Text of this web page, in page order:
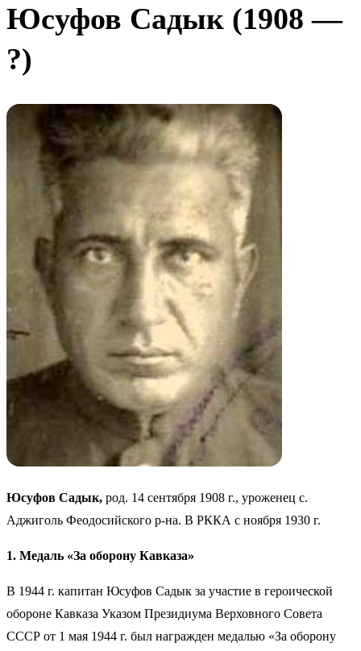
Юсуфов Садык (1908 —
?)
Юсуфов Садык, род. 14 сентября 1908 г., уроженец с.
Аджиголь Феодосийского р-на. В РККА с ноября 1930 г.
1. Медаль «За оборону Кавказа»
В 1944 г. капитан Юсуфов Садык за участие в героической
обороне Кавказа Указом Президиума Верховного Совета
СССР от 1 мая 1944 г. был награжден медалью «За оборону